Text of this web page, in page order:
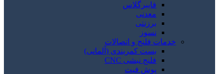
فایبرگلاس
معدنی
برزنتی
نسوز
خدمات فلنج و اتصالات
بست کمربندی (آلمانی)
فلنج نبشی CNC
پوش فیت